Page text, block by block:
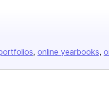
online yearbooks